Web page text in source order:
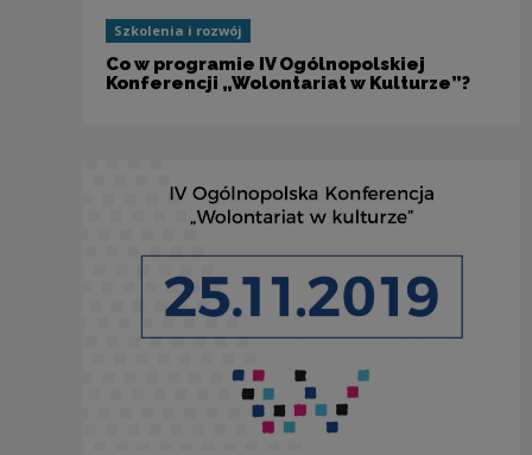
Szkolenia i rozwój
Co w programie IV Ogólnopolskiej
Konferencji „Wolontariat w Kulturze”?